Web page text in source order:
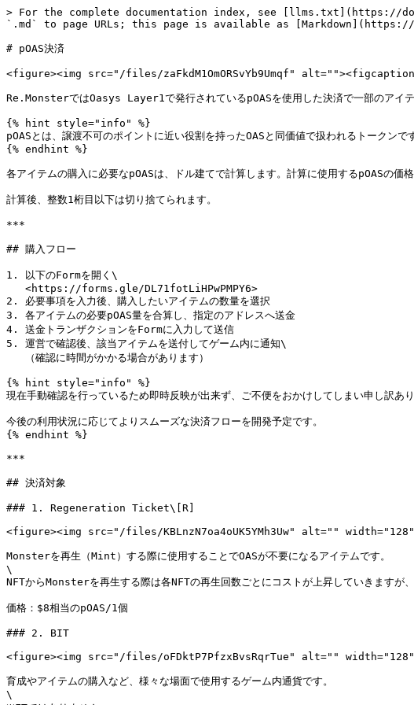
> For the complete documentation index, see [llms.txt](https://
`.md` to page URLs; this page is available as
# pOAS決済
<figure><img src="/files/zaFkdM1OmORSvYb9Umqf"
Re.MonsterではOasys Layer1で発行されているpOASを使用した決済で一部のアイテ
{% hint style="info" %}
pOASとは、譲渡不可のポイントに近い役割を持ったOASと同価値で扱われるトークン
{% endhint %}
各アイテムの購入に必要なpOASは、ドル建てで計算します。計算に使用するpOASの価
計算後、整数1桁目以下は切り捨てられます。
***
## 購入フロー
1. 以下のFormを開く\
2. 必要事項を入力後、購入したいアイテムの数量を選択
3. 各アイテムの必要pOAS量を合算し、指定のアドレスへ送金
4. 送金トランザクションをFormに入力して送信
5. 運営で確認後、該当アイテムを送付してゲーム内に通知\
{% hint style="info" %}
現在手動確認を行っているため即時反映が出来ず、ご不便をおかけしてしまい申し訳あ
今後の利用状況に応じてよりスムーズな決済フローを開発予定です。
{% endhint %}
***
## 決済対象
### 1. Regeneration Ticket\[R]
<figure><img src="/files/KBLnzN7oa4oUK5YMh3Uw" alt=""
Monsterを再生（Mint）する際に使用することでOASが不要になるアイテムです。
\
NFTからMonsterを再生する際は各NFTの再生回数ごとにコストが上昇していきま
価格：$8相当のpOAS/1個
### 2. BIT
<figure><img src="/files/oFDktP7PfzxBvsRqrTue" alt=""
育成やアイテムの購入など、様々な場面で使用するゲーム内通貨です。
\